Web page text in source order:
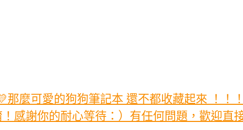
那麼可愛的狗狗筆記本 還不都收藏起來 ！
感謝你的耐心等待：）有任何問題，歡迎直